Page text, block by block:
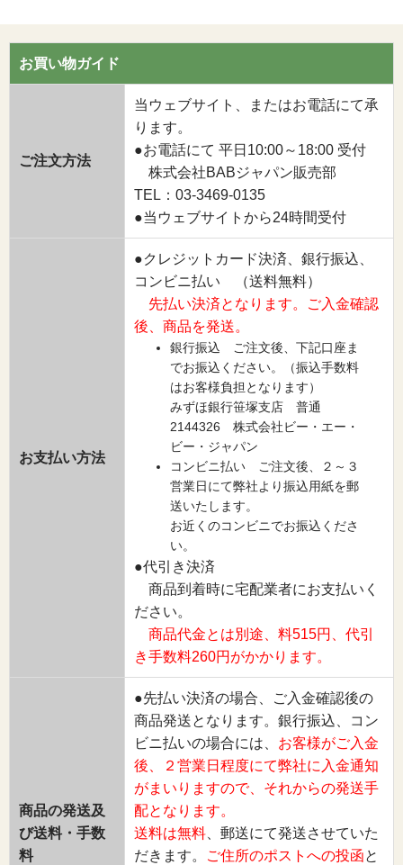
お買い物ガイド
ご注文方法
当ウェブサイト、またはお電話にて承
ります。
●お電話にて 平日10:00～18:00 受付
株式会社BABジャパン販売部
TEL：03-3469-0135
●当ウェブサイトから24時間受付
お支払い方法
●クレジットカード決済、銀行振込、
コンビニ払い （送料無料）
先払い決済となります。ご入金確認
後、商品を発送。
銀行振込 ご注文後、下記口座ま
でお振込ください。（振込手数料
はお客様負担となります）
みずほ銀行笹塚支店 普通
2144326 株式会社ビー・エー・
ビー・ジャパン
コンビニ払い ご注文後、２～３
営業日にて弊社より振込用紙を郵
送いたします。
お近くのコンビニでお振込くださ
い。
●代引き決済
商品到着時に宅配業者にお支払いく
ださい。
商品代金とは別途、料515円、代引
き手数料260円がかかります。
商品の発送及
び送料・手数
料
●先払い決済の場合、ご入金確認後の
商品発送となります。銀行振込、コン
ビニ払いの場合には、 お客様がご入金
後、２営業日程度にて弊社に入金通知
がまいりますので、それからの発送手
配となります。
送料は無料 、郵送にて発送させていた
だきます。
ご住所のポストへの投函と